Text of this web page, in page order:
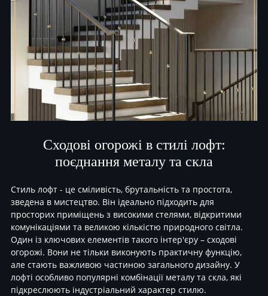
Сходові огорожі в стилі лофт:
поєднання металу та скла
Стиль лофт - це сміливість, брутальність та простота,
зведена в мистецтво. Він ідеально підходить для
просторих приміщень з високими стелями, відкритими
комунікаціями та великою кількістю природного світла.
Один із ключових елементів такого інтер'єру – сходові
огорожі. Вони не тільки виконують практичну функцію,
але стають важливою частиною загального дизайну. У
лофті особливо популярні комбінації металу та скла, які
підкреслюють індустріальний характер стилю.